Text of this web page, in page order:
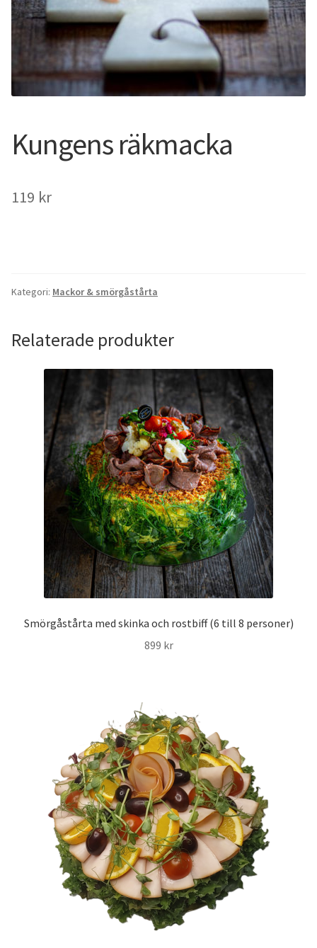
Kungens räkmacka
119 kr
Kategori: Mackor & smörgåstårta
Relaterade produkter
Smörgåstårta med skinka och rostbiff (6 till 8 personer)
899 kr